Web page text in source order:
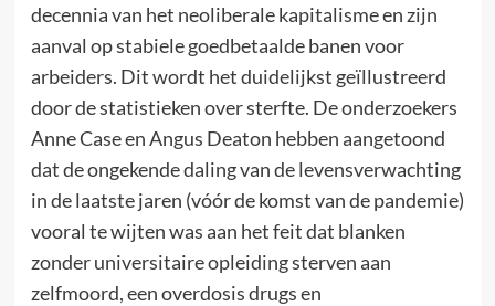
decennia van het neoliberale kapitalisme en zijn
aanval op stabiele goedbetaalde banen voor
arbeiders. Dit wordt het duidelijkst geïllustreerd
door de statistieken over sterfte. De onderzoekers
Anne Case en Angus Deaton hebben aangetoond
dat de ongekende daling van de levensverwachting
in de laatste jaren (vóór de komst van de pandemie)
vooral te wijten was aan het feit dat blanken
zonder universitaire opleiding sterven aan
zelfmoord, een overdosis drugs en